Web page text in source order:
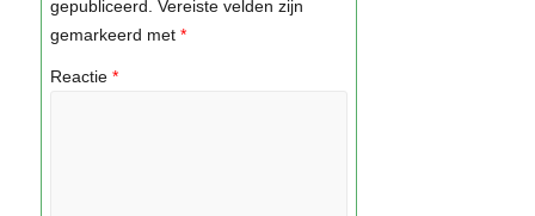
gepubliceerd. Vereiste velden zijn
gemarkeerd met *
Reactie *